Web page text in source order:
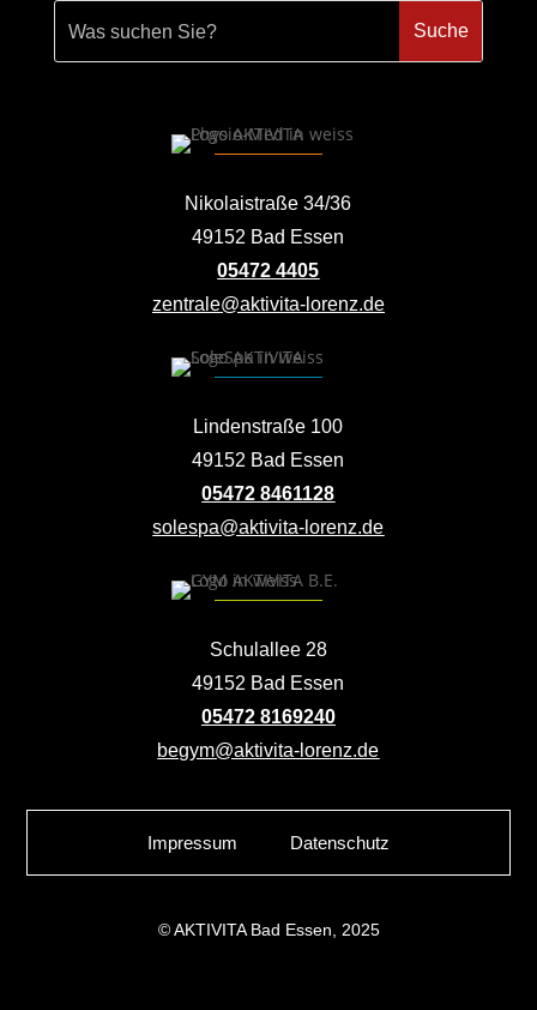
Nikolaistraße 34/36
49152 Bad Essen
05472 4405
zentrale@aktivita-lorenz.de
Lindenstraße 100
49152 Bad Essen
05472 8461128
solespa@aktivita-lorenz.de
Schulallee 28
49152 Bad Essen
05472 8169240
begym@aktivita-lorenz.de
Impressum Datenschutz
© AKTIVITA Bad Essen, 2025